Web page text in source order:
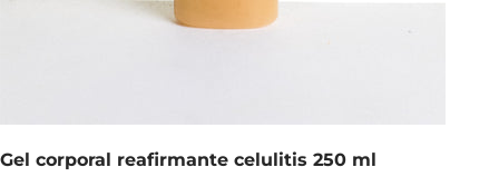
Gel corporal reafirmante celulitis 250 ml